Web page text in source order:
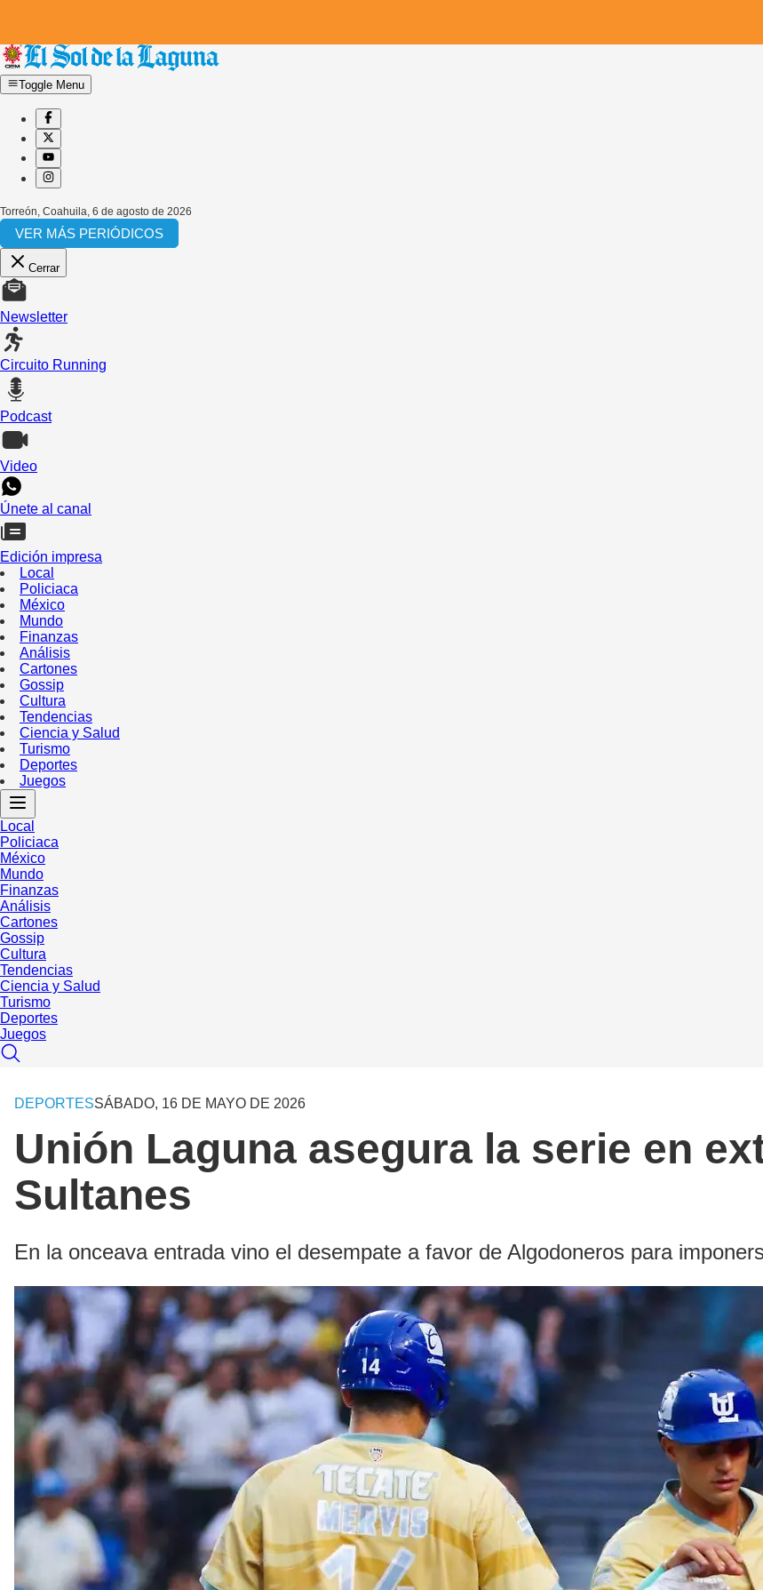
Toggle Menu
Torreón, Coahuila 6 de agosto de 2026
VER MÁS PERIÓDICOS
Cerrar
Newsletter
Circuito Running
Podcast
Video
Únete al canal
Edición impresa
Local
Policiaca
México
Mundo
Finanzas
Análisis
Cartones
Gossip
Cultura
Tendencias
Ciencia y Salud
Turismo
Deportes
Juegos
Local
Policiaca
México
Mundo
Finanzas
Análisis
Cartones
Gossip
Cultura
Tendencias
Ciencia y Salud
Turismo
Deportes
Juegos
DEPORTESSÁBADO, 16 DE MAYO DE 2026
Unión Laguna asegura la serie en
Sultanes
En la onceava entrada vino el desempate a favor de Algodoneros para